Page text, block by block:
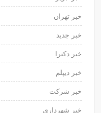
خبر تهران
خبر جدید
خبر دکترا
خبر دیپلم
خبر شرکت
خبر شهرداری